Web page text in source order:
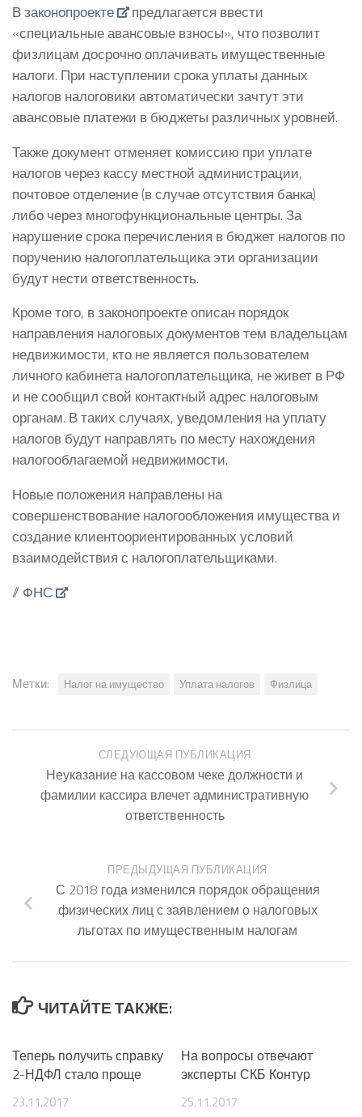
В законопроекте
предлагается ввести
«специальные авансовые взносы», что позволит
физлицам досрочно оплачивать имущественные
налоги. При наступлении срока уплаты данных
налогов налоговики автоматически зачтут эти
авансовые платежи в бюджеты различных уровней.
Также документ отменяет комиссию при уплате
налогов через кассу местной администрации,
почтовое отделение (в случае отсутствия банка)
либо через многофункциональные центры. За
нарушение срока перечисления в бюджет налогов по
поручению налогоплательщика эти организации
будут нести ответственность.
Кроме того, в законопроекте описан порядок
направления налоговых документов тем владельцам
недвижимости, кто не является пользователем
личного кабинета налогоплательщика, не живет в РФ
и не сообщил свой контактный адрес налоговым
органам. В таких случаях, уведомления на уплату
налогов будут направлять по месту нахождения
налогооблагаемой недвижимости.
Новые положения направлены на
совершенствование налогообложения имущества и
создание клиентоориентированных условий
взаимодействия с налогоплательщиками.
// ФНС
Метки: Налог на имущество Уплата налогов Физлица
СЛЕДУЮЩАЯ ПУБЛИКАЦИЯ
Неуказание на кассовом чеке должности и
фамилии кассира влечет административную
ответственность
ПРЕДЫДУЩАЯ ПУБЛИКАЦИЯ
С 2018 года изменился порядок обращения
физических лиц с заявлением о налоговых
льготах по имущественным налогам
ЧИТАЙТЕ ТАКЖЕ:
Теперь получить справку
2-НДФЛ стало проще
23.11.2017
На вопросы отвечают
эксперты СКБ Контур
25.11.2017